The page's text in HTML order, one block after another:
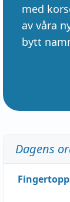
med
av våra
bytt
Dagens